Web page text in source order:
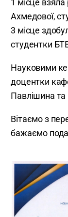
1 місце
Ахмедової,
3 місце
студентки
Науковими
доцентки
Павлішина
Вітаємо з
бажаємо